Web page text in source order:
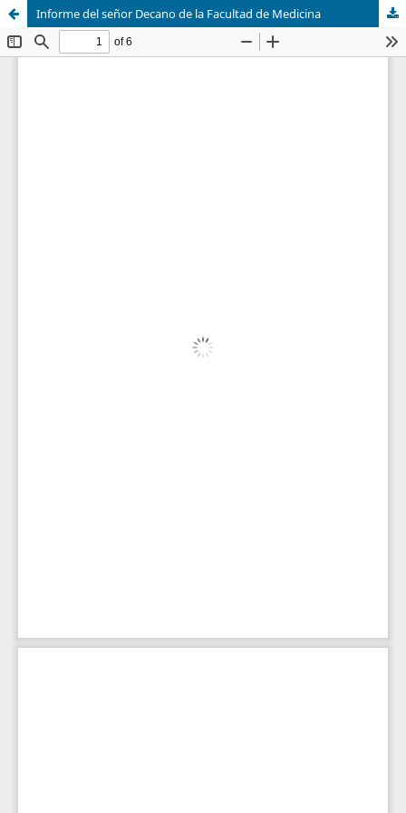
Informe del señor Decano de la Facultad de Medicina